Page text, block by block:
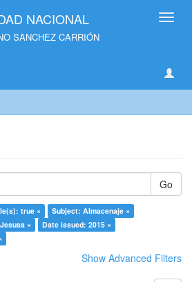
NACIONAL
SANCHEZ CARRIÓN
Go
true ×
Subject: Almacenaje ×
×
Date issued: 2015 ×
Show Advanced Filters